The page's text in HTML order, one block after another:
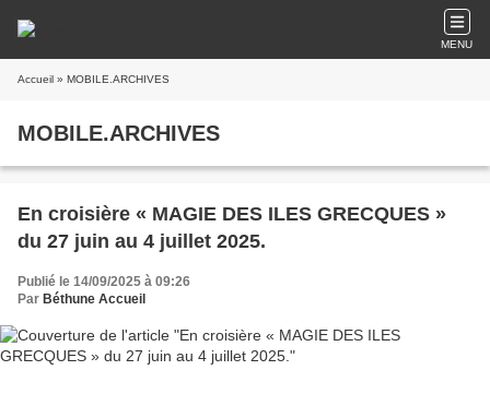
MENU
Accueil » MOBILE.ARCHIVES
MOBILE.ARCHIVES
En croisière « MAGIE DES ILES GRECQUES »
du 27 juin au 4 juillet 2025.
Publié le 14/09/2025 à 09:26
Par Béthune Accueil